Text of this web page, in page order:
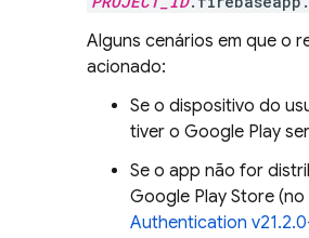
Alguns cenários em que o
acionado:
Se o dispositivo do
tiver o Google Play
Se o app não for
Google Play Store (no
Authentication